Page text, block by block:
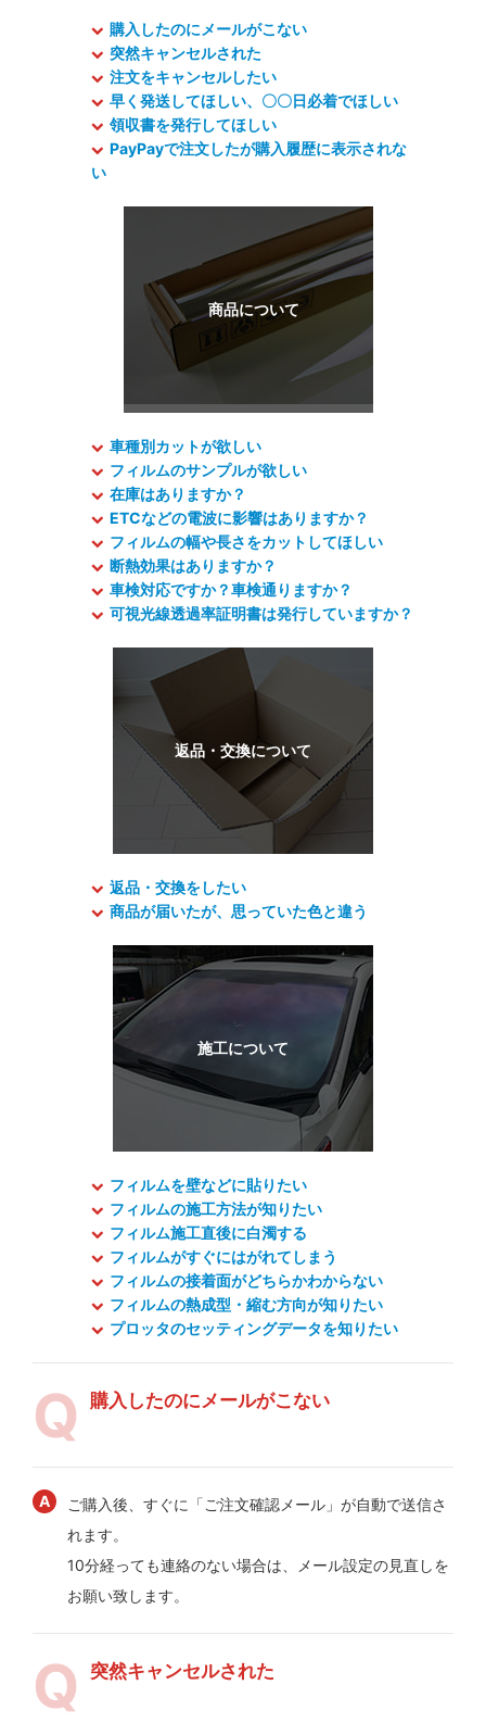
購入したのにメールがこない
突然キャンセルされた
注文をキャンセルしたい
早く発送してほしい、〇〇日必着でほしい
領収書を発行してほしい
PayPayで注文したが購入履歴に表示されな
い
車種別カットが欲しい
フィルムのサンプルが欲しい
在庫はありますか？
ETCなどの電波に影響はありますか？
フィルムの幅や長さをカットしてほしい
断熱効果はありますか？
車検対応ですか？車検通りますか？
可視光線透過率証明書は発行していますか？
返品・交換をしたい
商品が届いたが、思っていた色と違う
フィルムを壁などに貼りたい
フィルムの施工方法が知りたい
フィルム施工直後に白濁する
フィルムがすぐにはがれてしまう
フィルムの接着面がどちらかわからない
フィルムの熱成型・縮む方向が知りたい
プロッタのセッティングデータを知りたい
購入したのにメールがこない
ご購入後、すぐに「ご注文確認メール」が自動で送信さ
れます。
10分経っても連絡のない場合は、メール設定の見直しを
お願い致します。
突然キャンセルされた